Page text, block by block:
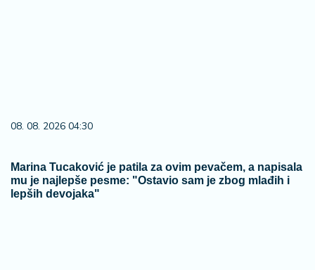
08. 08. 2026 04:30
Marina Tucaković je patila za ovim pevačem, a napisala
mu je najlepše pesme: "Ostavio sam je zbog mlađih i
lepših devojaka"